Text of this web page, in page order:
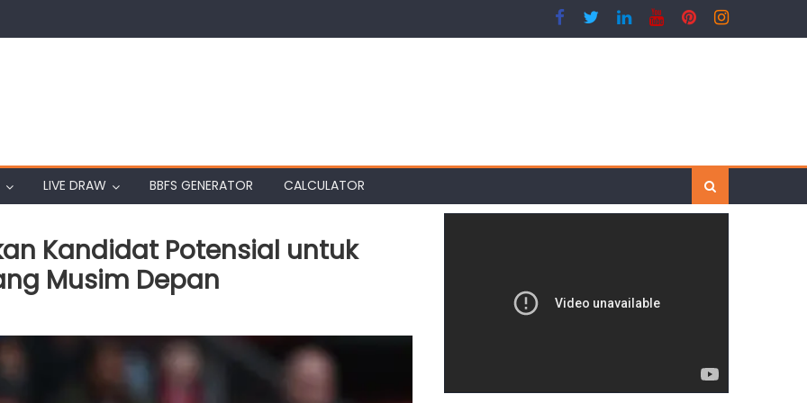
LIVE DRAW BBFS GENERATOR CALCULATOR
Kandidat Potensial untuk
Musim Depan